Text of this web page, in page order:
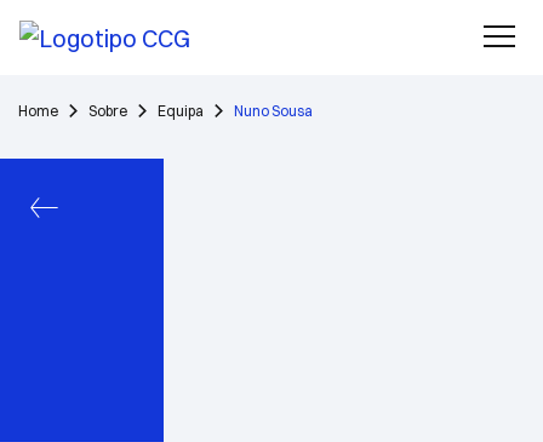
Home Sobre Equipa Nuno Sousa